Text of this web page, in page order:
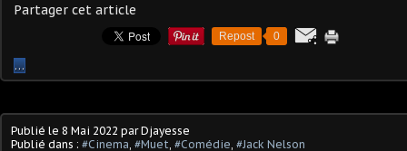
Partager cet article
Repost 0
…
Publié le 8 Mai 2022 par Djayesse
Publié dans : #Cinema #Muet #Comédie #Jack Nelson